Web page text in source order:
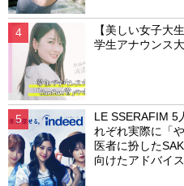
【美しい女子大
学生アナウンス
LE SSERAFIM 5
れぞれ実際に「
医者に扮した
向けたアドバイ